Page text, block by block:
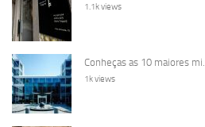
1.1k views
Conheças as 10 maiores mi...
1k views